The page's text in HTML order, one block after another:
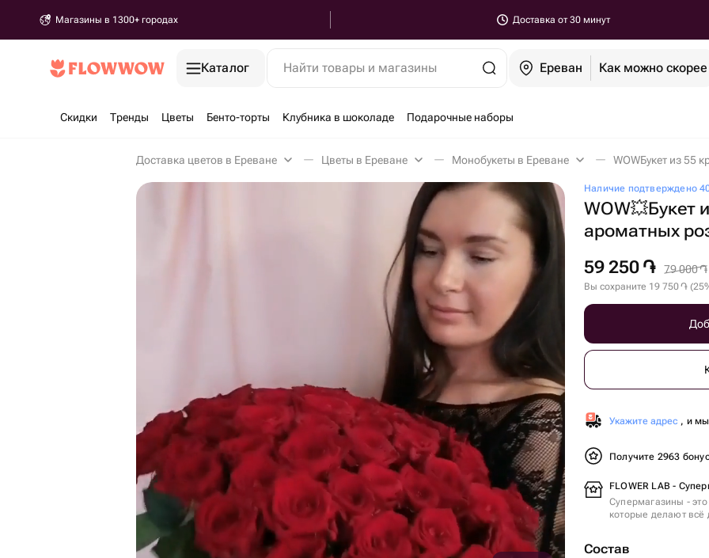
Магазины в 1300+ городах Доставка от 30 минут
Каталог Найти товары и магазины Ереван Как можно скорее
Скидки Тренды Цветы Бенто-торты Клубника в шоколаде Подарочные наборы
Доставка цветов в Ереване Цветы в Ереване Монобукеты в Ереване WOWБукет из 55
Наличие подтверждено
WOW💥Букет
ароматных
59 250 ֏ 79 000֏
Вы сохраните 19 750֏ (25
Укажите адрес , и мы
Получите 2963
FLOWER LAB -
Супермагазины -
которые делают всё
Состав